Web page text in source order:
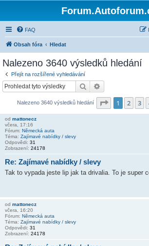
FAQ
Obsah fóra Hledat
Nalezeno 3640 výsledků hledání
Přejít na rozšířené vyhledávání
Hledat
Nalezeno 3640 výsledků hledání Stránka z
1 2 3
od mattonecz
včera, 17:16
Fórum: Německá auta
Téma: Zajímavé nabídky / slevy
Odpovědi: 31
Zobrazení: 24178
Re: Zajímavé nabídky / slevy
Tak to vypada jeste lip jak ta drivalia. To je super
od mattonecz
včera, 16:20
Fórum: Německá auta
Téma: Zajímavé nabídky / slevy
Odpovědi: 31
Zobrazení: 24178